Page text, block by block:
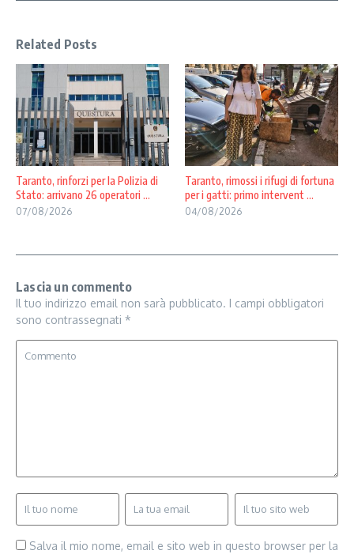
Related Posts
Taranto, rinforzi per la Polizia di
Stato: arrivano 26 operatori ...
07/08/2026
Taranto, rimossi i rifugi di fortuna
per i gatti: primo intervent ...
04/08/2026
Lascia un commento
Il tuo indirizzo email non sarà pubblicato. I campi obbligatori
sono contrassegnati *
Salva il mio nome, email e sito web in questo browser per la